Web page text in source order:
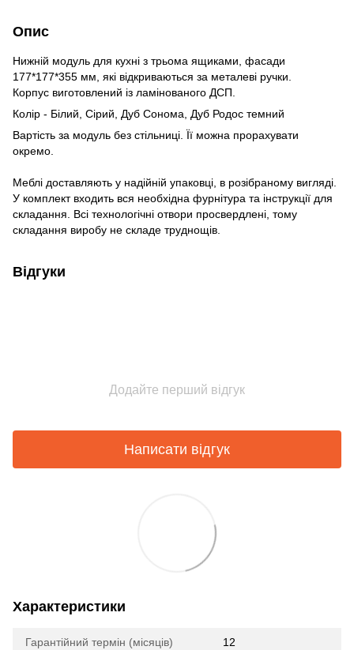
Опис
Нижній модуль для кухні з трьома ящиками, фасади
177*177*355 мм, які відкриваються за металеві ручки.
Корпус виготовлений із ламінованого ДСП.
Колір - Білий, Сірий, Дуб Сонома, Дуб Родос темний
Вартість за модуль без стільниці. Її можна прорахувати
окремо.
Меблі доставляють у надійній упаковці, в розібраному вигляді.
У комплект входить вся необхідна фурнітура та інструкції для
складання. Всі технологічні отвори просвердлені, тому
складання виробу не складе труднощів.
Відгуки
Додайте перший відгук
Написати відгук
Характеристики
Гарантійний термін (місяців) 12